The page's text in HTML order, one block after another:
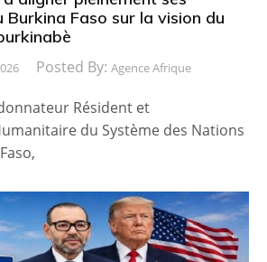
Faso sur la vision du
Posted By: Agence Afrique
Résident et
du Système des Nations